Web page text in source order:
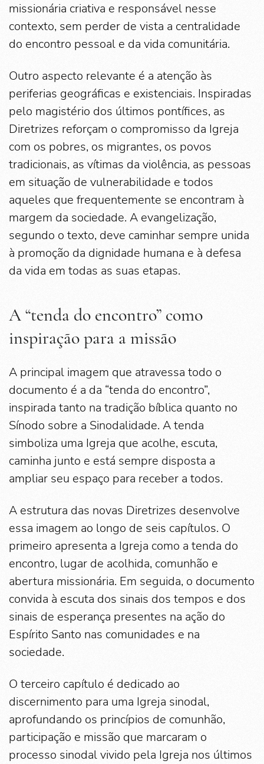
missionária criativa e responsável nesse
contexto, sem perder de vista a centralidade
do encontro pessoal e da vida comunitária.
Outro aspecto relevante é a atenção às
periferias geográficas e existenciais. Inspiradas
pelo magistério dos últimos pontífices, as
Diretrizes reforçam o compromisso da Igreja
com os pobres, os migrantes, os povos
tradicionais, as vítimas da violência, as pessoas
em situação de vulnerabilidade e todos
aqueles que frequentemente se encontram à
margem da sociedade. A evangelização,
segundo o texto, deve caminhar sempre unida
à promoção da dignidade humana e à defesa
da vida em todas as suas etapas.
A “tenda do encontro” como
inspiração para a missão
A principal imagem que atravessa todo o
documento é a da “tenda do encontro”,
inspirada tanto na tradição bíblica quanto no
Sínodo sobre a Sinodalidade. A tenda
simboliza uma Igreja que acolhe, escuta,
caminha junto e está sempre disposta a
ampliar seu espaço para receber a todos.
A estrutura das novas Diretrizes desenvolve
essa imagem ao longo de seis capítulos. O
primeiro apresenta a Igreja como a tenda do
encontro, lugar de acolhida, comunhão e
abertura missionária. Em seguida, o documento
convida à escuta dos sinais dos tempos e dos
sinais de esperança presentes na ação do
Espírito Santo nas comunidades e na
sociedade.
O terceiro capítulo é dedicado ao
discernimento para uma Igreja sinodal,
aprofundando os princípios de comunhão,
participação e missão que marcaram o
processo sinodal vivido pela Igreja nos últimos